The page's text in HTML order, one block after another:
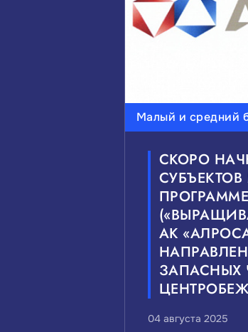
Малый и средний
СКОРО
АК
ЗАПАСНЫХ
04 августа 2025